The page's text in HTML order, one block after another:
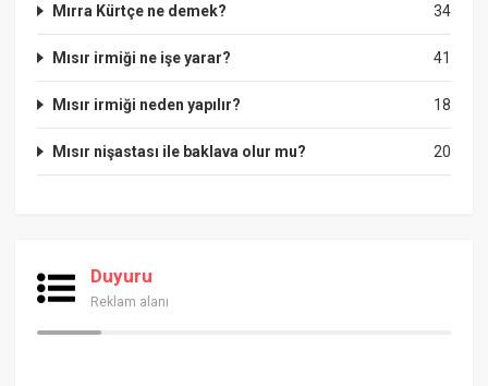
34
Mırra Kürtçe ne demek?
41
Mısır irmiği ne işe yarar?
18
Mısır irmiği neden yapılır?
20
Mısır nişastası ile baklava olur mu?
Duyuru
Reklam alanı